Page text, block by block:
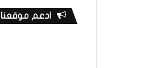
ادعم موقعنا